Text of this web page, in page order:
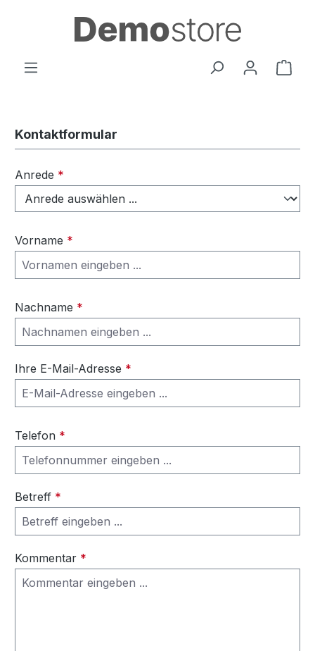
Zum Hauptinhalt springen
Kontaktformular
Anrede *
Vorname *
Nachname *
Ihre E-Mail-Adresse *
Telefon *
Betreff *
Kommentar *